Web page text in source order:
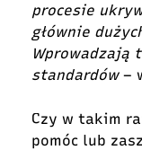
procesie
głównie
Wprowadzają
standardów–
Czy w takim
pomóc lub